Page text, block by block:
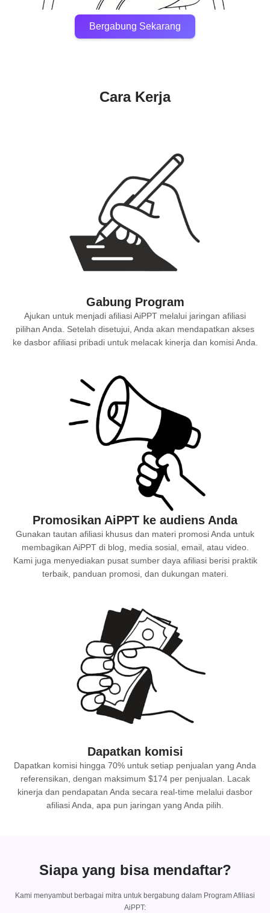
Bergabung Sekarang
Cara Kerja
Gabung Program
Ajukan untuk menjadi afiliasi AiPPT melalui jaringan afiliasi
pilihan Anda. Setelah disetujui, Anda akan mendapatkan akses
ke dasbor afiliasi pribadi untuk melacak kinerja dan komisi Anda.
Promosikan AiPPT ke audiens Anda
Gunakan tautan afiliasi khusus dan materi promosi Anda untuk
membagikan AiPPT di blog, media sosial, email, atau video.
Kami juga menyediakan pusat sumber daya afiliasi berisi praktik
terbaik, panduan promosi, dan dukungan materi.
Dapatkan komisi
Dapatkan komisi hingga 70% untuk setiap penjualan yang Anda
referensikan, dengan maksimum $174 per penjualan. Lacak
kinerja dan pendapatan Anda secara real-time melalui dasbor
afiliasi Anda, apa pun jaringan yang Anda pilih.
Siapa yang bisa mendaftar?
Kami menyambut berbagai mitra untuk bergabung dalam Program Afiliasi
AiPPT: